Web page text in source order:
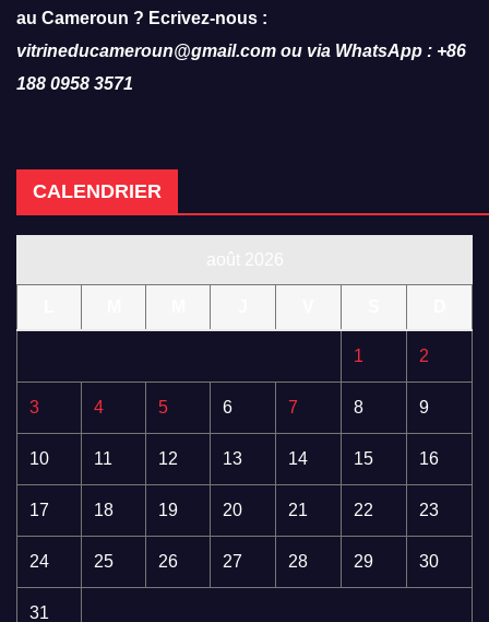
au Cameroun ? Ecrivez-nous :
vitrineducameroun@gmail.com ou via WhatsApp : +86
188 0958 3571
CALENDRIER
1 2
3 4 5 6 7 8 9
10 11 12 13 14 15 16
17 18 19 20 21 22 23
24 25 26 27 28 29 30
31